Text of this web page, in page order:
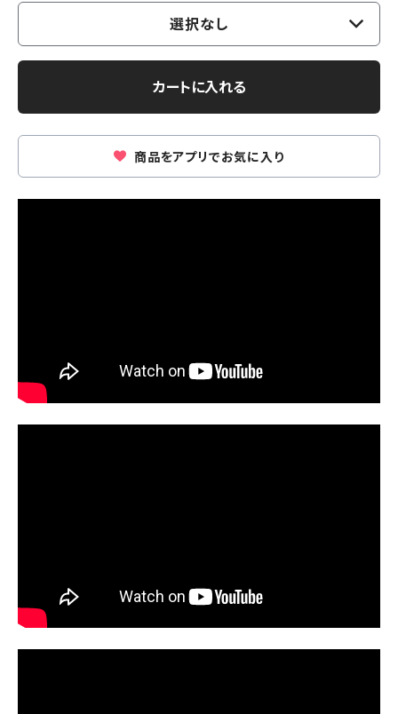
選択なし
カートに入れる
商品をアプリでお気に入り